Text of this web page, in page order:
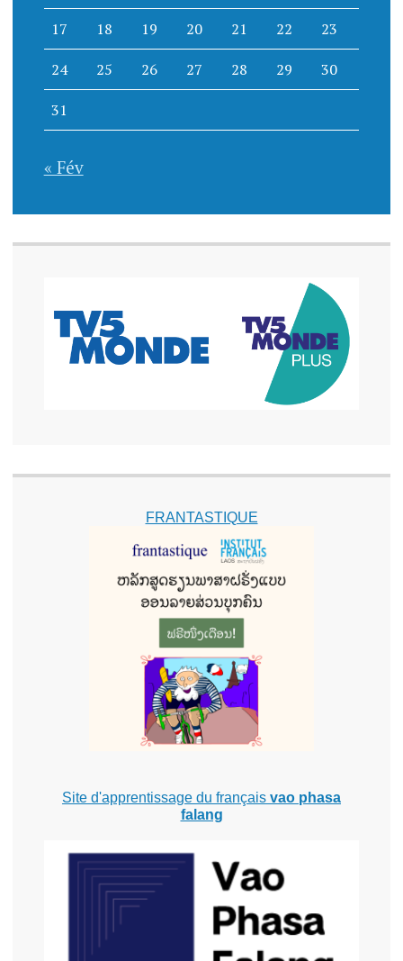
17 18 19 20 21 22 23
24 25 26 27 28 29 30
31
« Fév
FRANTASTIQUE
Site d'apprentissage du français vao phasa
falang